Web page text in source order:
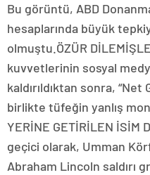
Bu görüntü, ABD
hesaplarında büyük
olmuştu.ÖZÜR
kuvvetlerinin sosyal
kaldırıldıktan sonra, “Net
birlikte tüfeğin yanlış
YERİNE GETİRİLEN İSİM
geçici olarak, Umman
Abraham Lincoln saldırı